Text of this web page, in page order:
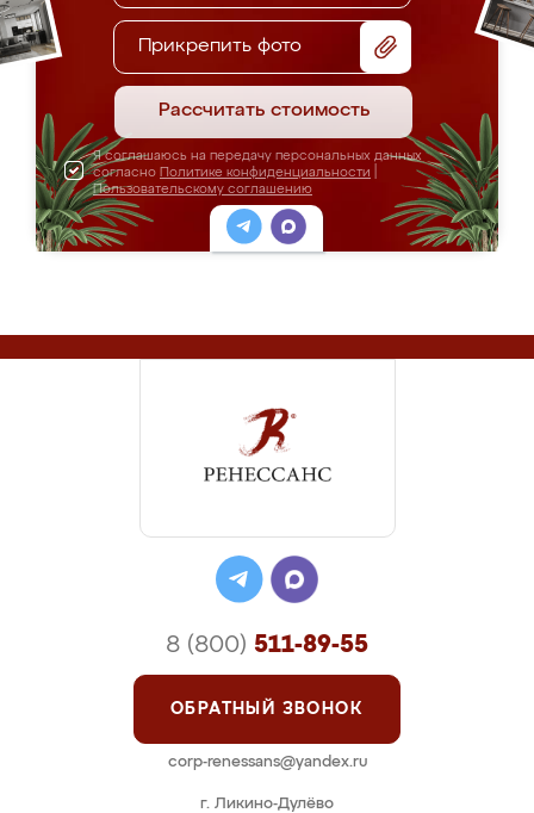
Прикрепить фото
Рассчитать стоимость
Я соглашаюсь на передачу персональных данных
согласно Политике конфиденциальности
Пользовательскому соглашению
г. Ликино-Дулёво
8 (800) 511-89-55
ОБРАТНЫЙ ЗВОНОК
corp-renessans@yandex.ru